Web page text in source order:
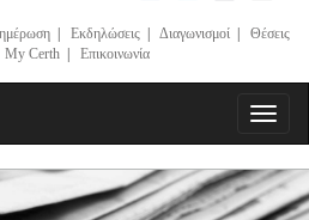
| Εκδηλώσεις| Διαγωνισμοί| Θέσεις
My Certh Επικοινωνία